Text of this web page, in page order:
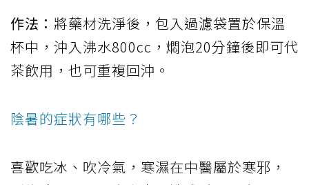
作法： 將藥材洗淨後，包入過濾袋置於保溫
杯中，沖入沸水800cc，燜泡20分鐘後即可代
茶飲用，也可重複回沖。
陰暑的症狀有哪些？
喜歡吃冰、吹冷氣，寒濕在中醫屬於寒邪，